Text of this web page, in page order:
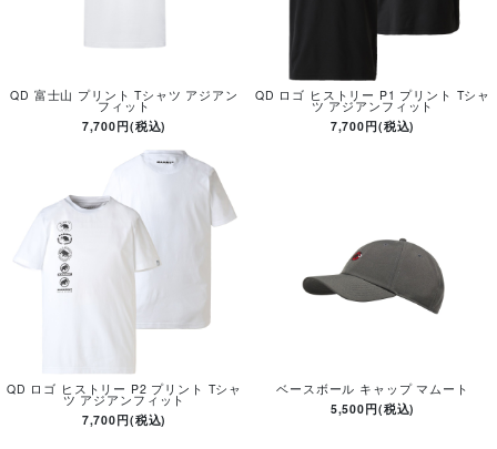
QD 富士山 プリント Tシャツ アジアン
フィット
7,700円(税込)
QD ロゴ ヒストリー P1 プリント Tシャ
ツ アジアンフィット
7,700円(税込)
QD ロゴ ヒストリー P2 プリント Tシャ
ツ アジアンフィット
7,700円(税込)
ベースボール キャップ マムート
5,500円(税込)